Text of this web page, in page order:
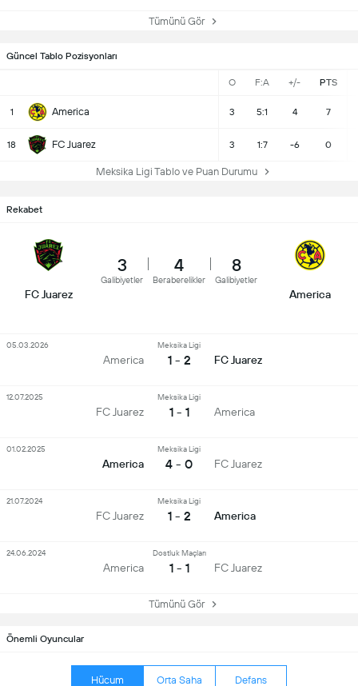
Tümünü Gör
Güncel Tablo Pozisyonları
O F:A +/- PTS
1 America 3 5:1 4 7
18 FC Juarez 3 1:7 -6 0
Meksika Ligi Tablo ve Puan Durumu
Önemli Oyuncular
Hücum Orta Saha Defans
Rekabet
FC Juarez
3
Galibiyetler
4
Beraberelikler
8
Galibiyetler
America
America
Meksika Ligi
1 - 2 FC Juarez
05.03.2026
FC Juarez
Meksika Ligi
1 - 1 America
12.07.2025
America
Meksika Ligi
4 - 0 FC Juarez
01.02.2025
FC Juarez
Meksika Ligi
1 - 2 America
21.07.2024
America
Dostluk Maçları
1 - 1 FC Juarez
24.06.2024
Tümünü Gör